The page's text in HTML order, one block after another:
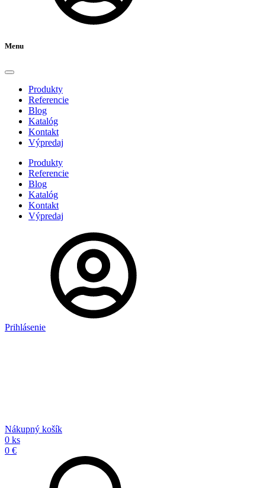
Menu
Produkty
Referencie
Blog
Katalóg
Kontakt
Výpredaj
Produkty
Referencie
Blog
Katalóg
Kontakt
Výpredaj
Prihlásenie
Nákupný košík
0 ks
0 €